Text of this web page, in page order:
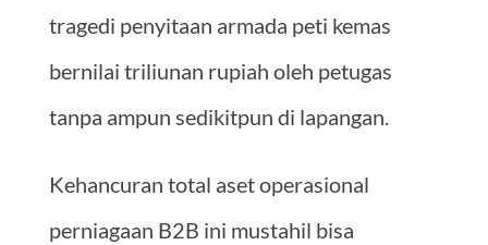
tragedi penyitaan armada peti kemas
bernilai triliunan rupiah oleh petugas
tanpa ampun sedikitpun di lapangan.
Kehancuran total aset operasional
perniagaan B2B ini mustahil bisa